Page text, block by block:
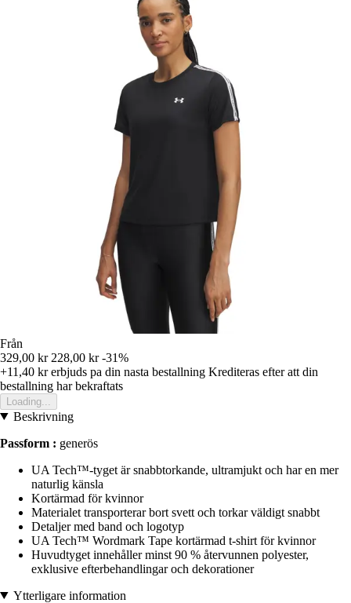
Från
329,00 kr 228,00 kr -31%
+11,40 krerbjuds pa din nasta bestallning Krediteras efter att din
bestallning har bekraftats
Loading...
Beskrivning
Passform : generös
UA Tech™-tyget är snabbtorkande, ultramjukt och har en mer
naturlig känsla
Kortärmad för kvinnor
Materialet transporterar bort svett och torkar väldigt snabbt
Detaljer med band och logotyp
UA Tech™ Wordmark Tape kortärmad t-shirt för kvinnor
Huvudtyget innehåller minst 90 % återvunnen polyester,
exklusive efterbehandlingar och dekorationer
Ytterligare information